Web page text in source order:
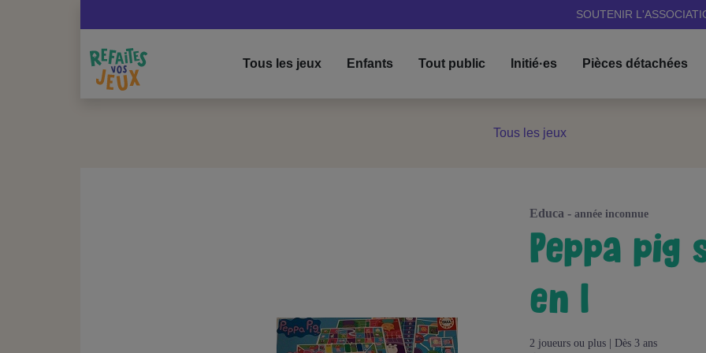
Tous les jeux Enfants Tout public Initié·es Pièces détachées
SOUTENIR
Tous les jeux
educa - année inconnue
peppa pig set spécial 8
en 1
2 joueurs ou plus | Dès 3 ans